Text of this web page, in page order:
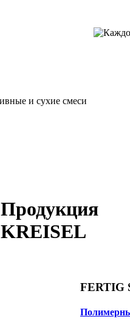
Продукция
KREISEL
FERTIG